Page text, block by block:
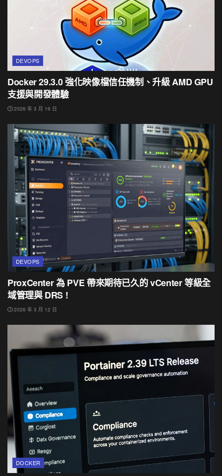
DEVOPS
Docker 29.3.0 強化映像檔信任機制、升級 AMD GPU
支援與開發體驗
2026 年 3 月 16 日
DEVOPS
ProxCenter 為 PVE 帶來期待已久的 vCenter 等級全
域管理與 DRS !
2026 年 3 月 12 日
DOCKER